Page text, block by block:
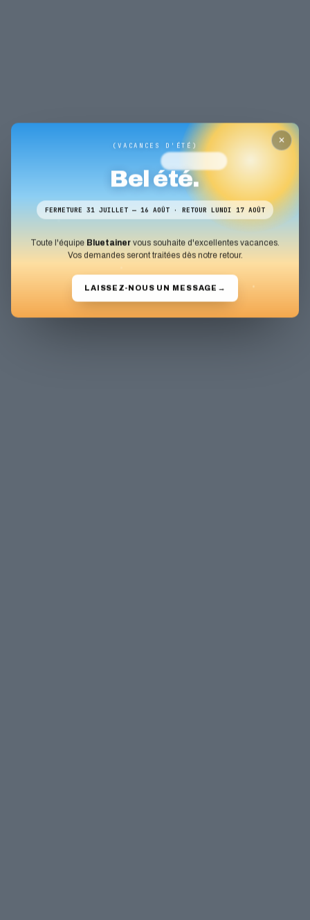
(VACANCES D'ÉTÉ)
Bel été.
FERMETURE 31 JUILLET — 16 AOÛT · RETOUR LUNDI 17 AOÛT
Toute l'équipe Bluetainer vous souhaite d'excellentes vacances.
Vos demandes seront traitées dès notre retour.
LAISSEZ-NOUS UN MESSAGE →
✕